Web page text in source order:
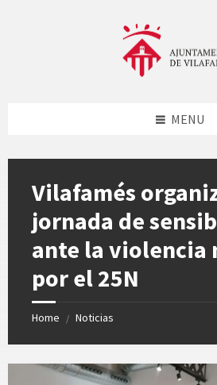
MENU
Vilafamés
jornada de
ante la violencia
por el 25N
Home / Noticias